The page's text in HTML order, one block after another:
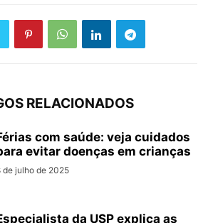
RELACIONADOS
com saúde: veja cuidados
evitar doenças em crianças
de julho de 2025
da USP explica as